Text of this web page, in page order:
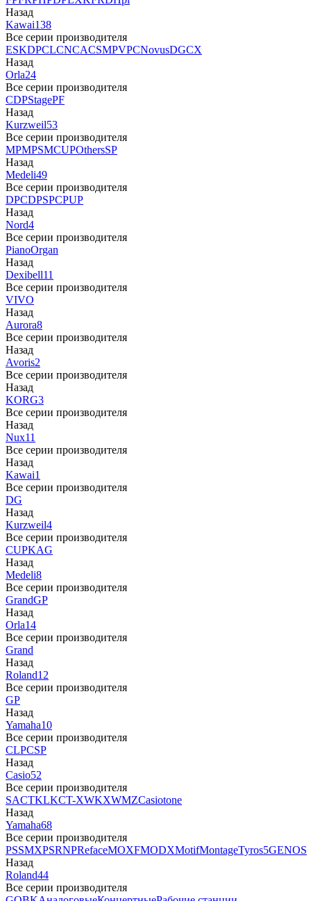
Назад
Kawai138
Все серии производителя
ESKDPCLCNCACSMPVPCNovusDGCX
Назад
Orla24
Все серии производителя
CDPStagePF
Назад
Kurzweil53
Все серии производителя
MPMPSMCUPOthersSP
Назад
Medeli49
Все серии производителя
DPCDPSPCPUP
Назад
Nord4
Все серии производителя
PianoOrgan
Назад
Dexibell11
Все серии производителя
VIVO
Назад
Aurora8
Все серии производителя
Назад
Avoris2
Все серии производителя
Назад
KORG3
Все серии производителя
Назад
Nux11
Все серии производителя
Назад
Kawai1
Все серии производителя
DG
Назад
Kurzweil4
Все серии производителя
CUPKAG
Назад
Medeli8
Все серии производителя
GrandGP
Назад
Orla14
Все серии производителя
Grand
Назад
Roland12
Все серии производителя
GP
Назад
Yamaha10
Все серии производителя
CLPCSP
Назад
Casio52
Все серии производителя
SACTKLKCT-XWKXWMZCasiotone
Назад
Yamaha68
Все серии производителя
PSSMXPSRNPRefaceMOXFMODXMotifMontageTyros5GENOS
Назад
Roland44
Все серии производителя